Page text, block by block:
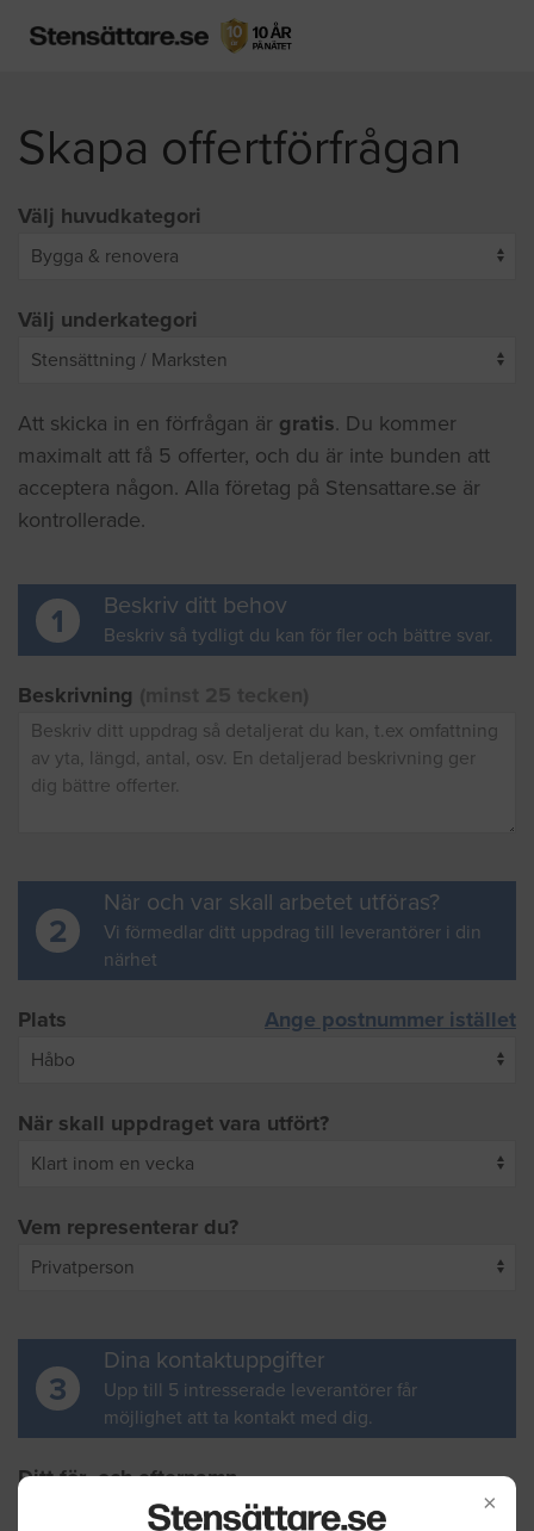
×
Skapa offertförfrågan
Välj huvudkategori
Välj underkategori
Att skicka in en förfrågan är gratis. Du kommer
maximalt att få 5 offerter, och du är inte bunden att
acceptera någon. Alla företag på Stensattare.se är
kontrollerade.
1 Beskriv ditt behov
Beskriv så tydligt du kan för fler och bättre svar.
Beskrivning
2
När och var skall arbetet utföras?
Vi förmedlar ditt uppdrag till leverantörer i din
närhet
Plats Ange postnummer istället
När skall uppdraget vara utfört?
Vem representerar du?
3
Dina kontaktuppgifter
Upp till 5 intresserade leverantörer får
möjlighet att ta kontakt med dig.
Ditt för- och efternamn